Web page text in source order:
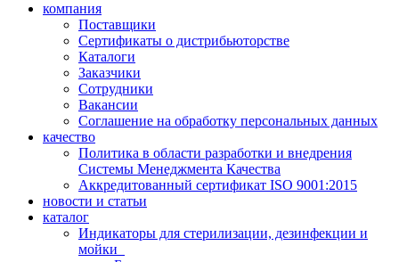
компания
Поставщики
Сертификаты о дистрибьюторстве
Каталоги
Заказчики
Сотрудники
Вакансии
Соглашение на обработку персональных данных
качество
Политика в области разработки и внедрения
Системы Менеджмента Качества
Аккредитованный сертификат ISO 9001:2015
новости и статьи
каталог
Индикаторы для стерилизации, дезинфекции и
мойки